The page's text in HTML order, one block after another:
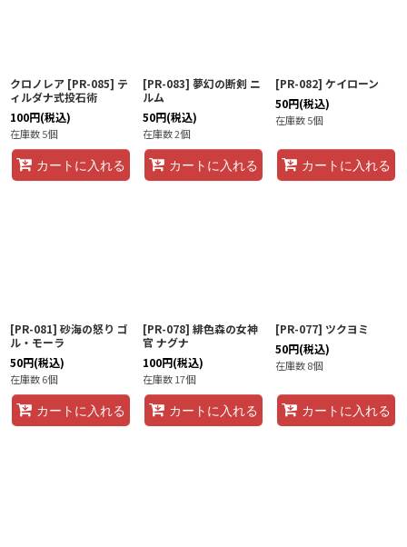
クロノレア [PR-085] テ
ィルダナ式投石術
100円(税込)
在庫数 5個
カートに入れる
[PR-083] 夢幻の断剣 ニ
ルム
50円(税込)
在庫数 2個
カートに入れる
[PR-082] ケイローン
50円(税込)
在庫数 5個
カートに入れる
[PR-081] 砂海の怒り ゴ
ル・モーラ
50円(税込)
在庫数 6個
カートに入れる
[PR-078] 緋色森の女神
官 ナグナ
100円(税込)
在庫数 17個
カートに入れる
[PR-077] ツクヨミ
50円(税込)
在庫数 8個
カートに入れる